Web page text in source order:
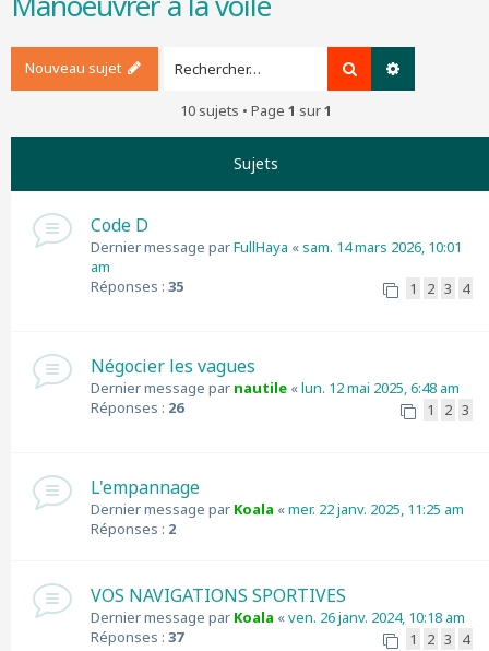
Nouveau sujet Rechercher
10 sujets • Page 1 sur1
Sujets
Code D
Dernier message parFullHaya «sam. 14 mars 2026, 10:01
am
Réponses : 35 1 2 3 4
Négocier les vagues
Dernier message par nautile «lun. 12 mai 2025, 6:48 am
Réponses : 26 1 2 3
L'empannage
Dernier message par Koala «mer. 22 janv. 2025, 11:25 am
Réponses : 2
VOS NAVIGATIONS SPORTIVES
Dernier message par Koala «ven. 26 janv. 2024, 10:18 am
Réponses : 37 1 2 3 4